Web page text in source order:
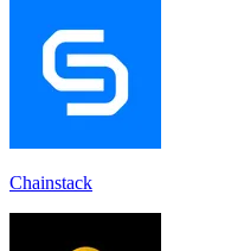
Chainstack